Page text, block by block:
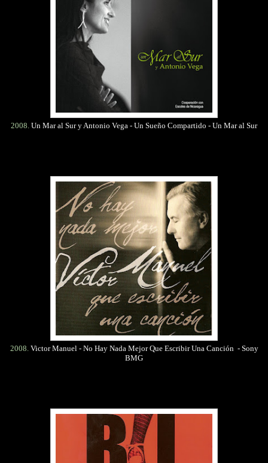
2008. Un Mar al Sur y Antonio Vega - Un Sueño Compartido - Un Mar al Sur
2008.Victor Manuel - No Hay Nada Mejor Que Escribir Una Canción - Sony
BMG